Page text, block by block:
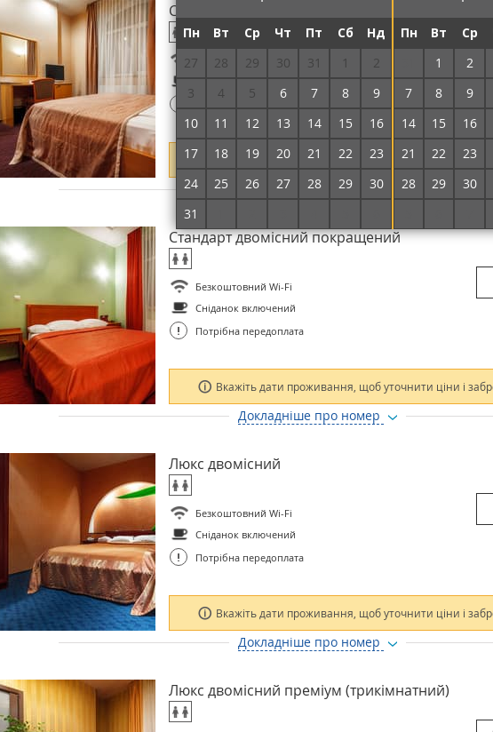
Пн Вт Ср Чт Пт Сб
Нд
27
28 29 30 31 1
2
3
4 5 6 7 8
9
10
11 12 13 14 15
16
17
18 19 20 21 22
23
24
25 26 27 28 29
30
31
Пн Вт Ср
1 2
7
8 9
14
15 16
21
22 23
28
29 30
Стандарт двомісний
Безкоштовний Wi-Fi
Сніданок включений
! Потрібна передоплата
Вкажіть дати проживання, щоб уточнити ціни і
Докладніше про номер
Стандарт двомісний покращений
Безкоштовний Wi-Fi
Сніданок включений
! Потрібна передоплата
Вкажіть дати проживання, щоб уточнити ціни і
Докладніше про номер
Люкс двомісний
Безкоштовний Wi-Fi
Сніданок включений
! Потрібна передоплата
Вкажіть дати проживання, щоб уточнити ціни і
Докладніше про номер
Люкс двомісний преміум (трикімнатний)